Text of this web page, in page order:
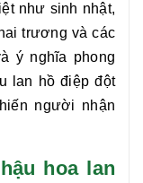
như sinh nhật,
trương và các
ý nghĩa phong
lan hồ điệp đột
người nhận
hoa lan